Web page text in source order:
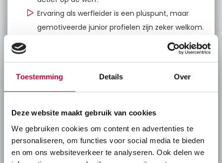
Toestemming Details Over
Deze website maakt gebruik van cookies
We gebruiken cookies om content en advertenties te
personaliseren, om functies voor social media te bieden
en om ons websiteverkeer te analyseren. Ook delen we
Ervaring als werfleider is een pluspunt, maar
gemotiveerde junior profielen zijn zeker welkom.
Je bent communicatief sterk en kan goed
en/of Engels is een troef.
Je komt terecht in een professioneel bedrijf met een
open werksfeer en een sterke reputatie in de sector. We
bieden jou: